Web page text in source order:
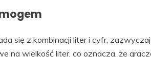
się z kombinacji liter i cyfr,
na wielkość liter, co oznacza, że